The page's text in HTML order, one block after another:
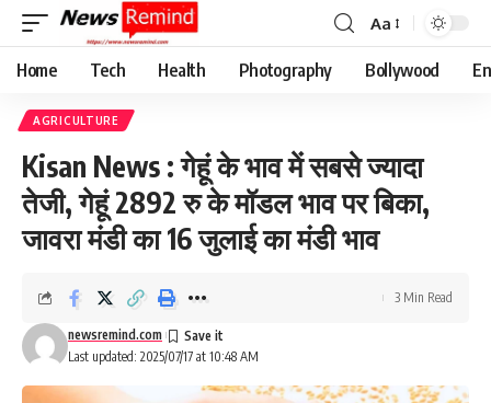
Font
Resizer
Aa
Home Tech Health Photography Bollywood
AGRICULTURE
Kisan News : गेहूं के भाव में सबसे ज्यादा
तेजी, गेहूं 2892 रु के मॉडल भाव पर बिका,
जावरा मंडी का 16 जुलाई का मंडी भाव
Last updated: 2025/07/17 at 10:48 AM
newsremind.com
3 Min Read